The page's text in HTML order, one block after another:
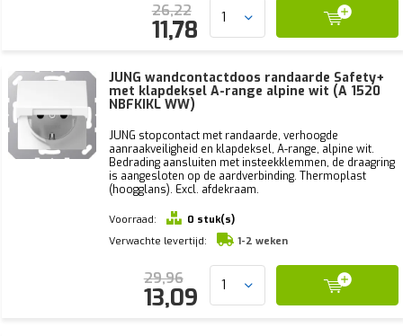
26,22
11,78
JUNG wandcontactdoos randaarde Safety+
met klapdeksel A-range alpine wit (A 1520
NBFKIKL WW)
JUNG stopcontact met randaarde, verhoogde
aanraakveiligheid en klapdeksel, A-range, alpine wit.
Bedrading aansluiten met insteekklemmen, de draagring
is aangesloten op de aardverbinding. Thermoplast
(hoogglans). Excl. afdekraam.
Voorraad:
0 stuk(s)
Verwachte levertijd:
1-2 weken
29,96
13,09